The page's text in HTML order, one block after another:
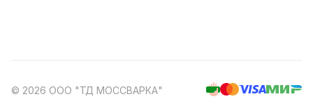
© 2026 ООО "ТД МОССВАРКА"